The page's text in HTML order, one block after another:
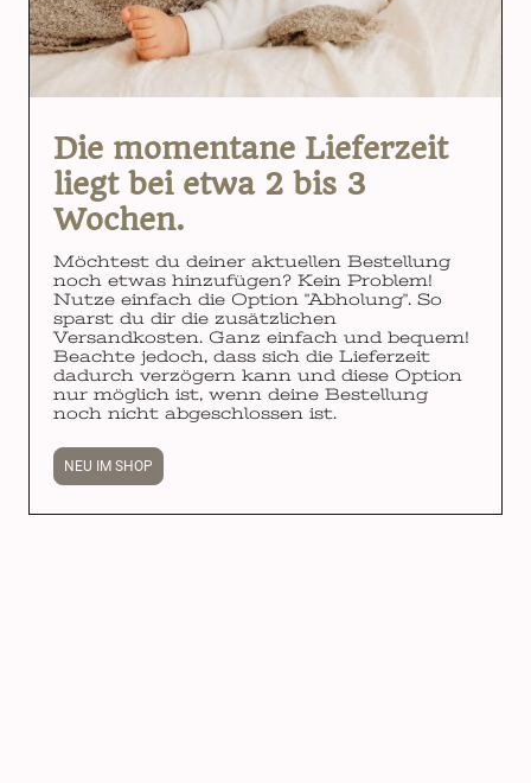
Die momentane Lieferzeit
liegt bei etwa 2 bis 3
Wochen.
Möchtest du deiner aktuellen Bestellung
noch etwas hinzufügen? Kein Problem!
Nutze einfach die Option "Abholung". So
sparst du dir die zusätzlichen
Versandkosten. Ganz einfach und bequem!
Beachte jedoch, dass sich die Lieferzeit
dadurch verzögern kann und diese Option
nur möglich ist, wenn deine Bestellung
noch nicht abgeschlossen ist.
NEU IM SHOP